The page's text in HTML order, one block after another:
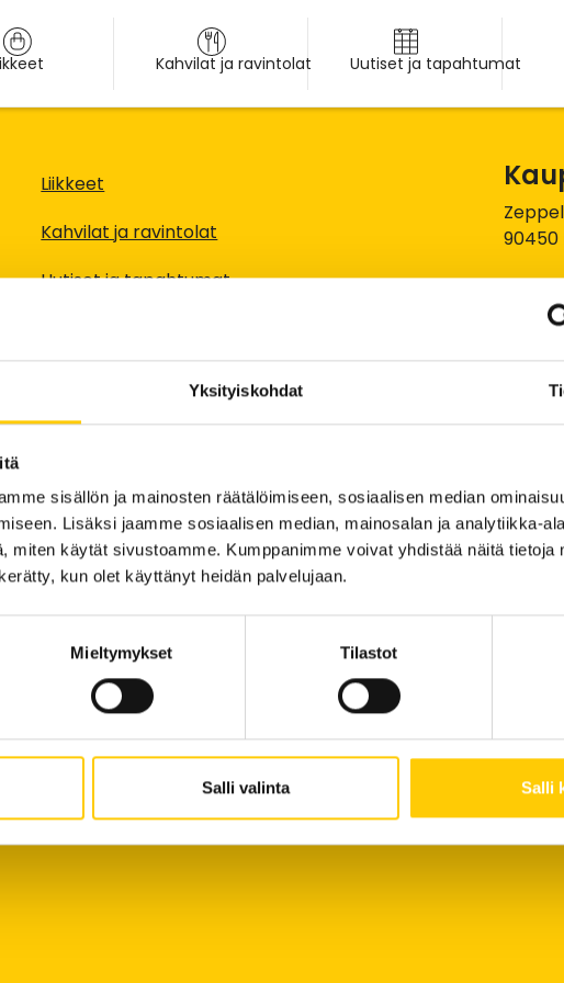
Yksityiskohdat
sisällön ja mainosten räätälöimiseen, sosiaalisen median
Lisäksi jaamme sosiaalisen median, mainosalan ja analytiikka-
miten käytät sivustoamme. Kumppanimme voivat yhdistää näitä tietoja
kun olet käyttänyt heidän palvelujaan.
Mieltymykset Tilastot
Salli valinta Salli
Kahvilat ja ravintolat Uutiset ja tapahtumat
Liikkeet
Kahvilat ja ravintolat
Uutiset ja tapahtumat
Pohjakartta
90450
©
Powered by HyperIn